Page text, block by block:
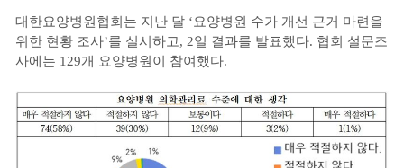
대한요양병원협회는 지난 달 ‘요양병원 수가 개선 근거 마련을
위한 현황 조사’를 실시하고, 2일 결과를 발표했다. 협회 설문조
사에는 129개 요양병원이 참여했다.